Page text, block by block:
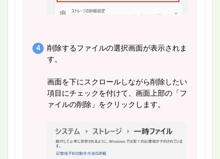
削除するファイルの選択画面が表示されま
す。
画面を下にスクロールしながら削除したい
項目にチェックを付けて、画面上部の「フ
ァイルの削除」をクリックします。